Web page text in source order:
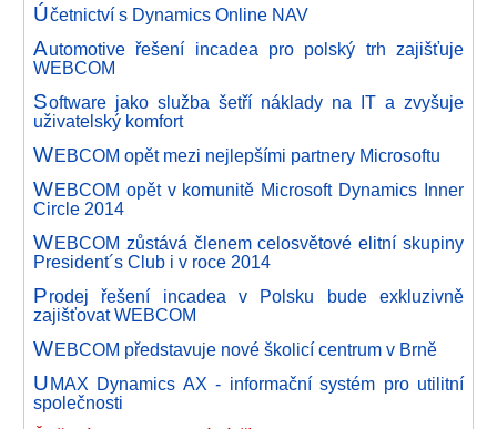
Účetnictví s Dynamics Online NAV
Automotive řešení incadea pro polský trh zajišťuje
WEBCOM
Software jako služba šetří náklady na IT a zvyšuje
uživatelský komfort
WEBCOM opět mezi nejlepšími partnery Microsoftu
WEBCOM opět v komunitě Microsoft Dynamics Inner
Circle 2014
WEBCOM zůstává členem celosvětové elitní skupiny
President´s Club i v roce 2014
Prodej řešení incadea v Polsku bude exkluzivně
zajišťovat WEBCOM
WEBCOM představuje nové školicí centrum v Brně
U MAX Dynamics AX - informační systém pro utilitní
společnosti